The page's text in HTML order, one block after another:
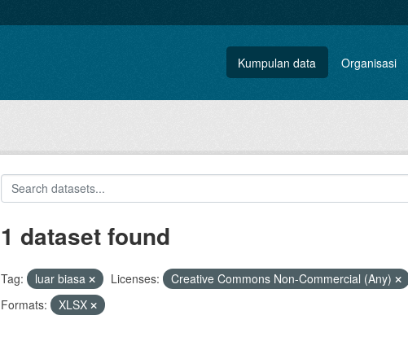
Kumpulan data Organisasi
1 dataset found
Tag: luar biasa Licenses:
Creative Commons Non-Commercial (Any)
Formats:
XLSX